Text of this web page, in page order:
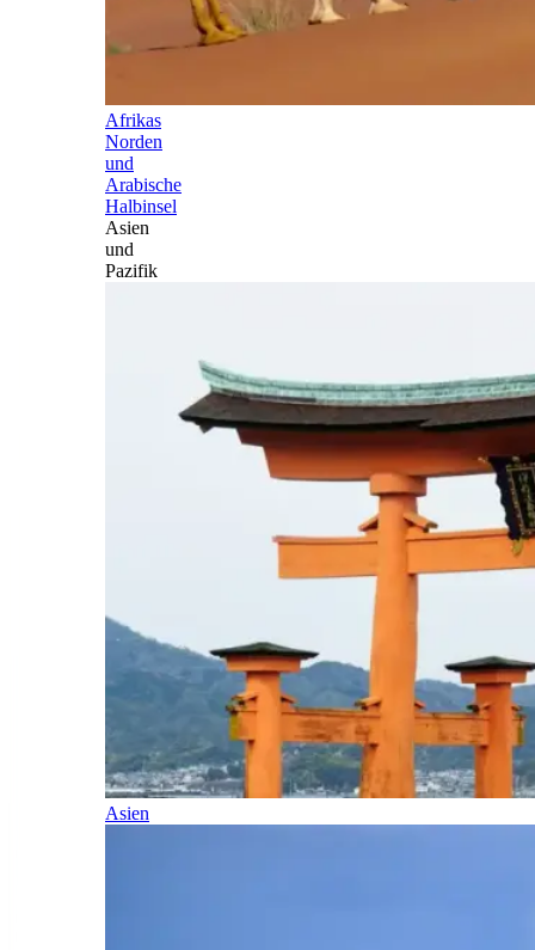
Afrikas
Norden
und
Arabische
Halbinsel
Asien
und
Pazifik
Asien